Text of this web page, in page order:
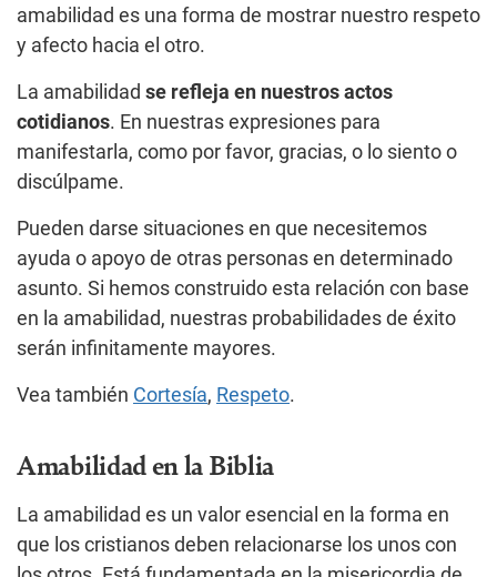
amabilidad es una forma de mostrar nuestro respeto
y afecto hacia el otro.
La amabilidad se refleja en nuestros actos
cotidianos. En nuestras expresiones para
manifestarla, como por favor, gracias, o lo siento o
discúlpame.
Pueden darse situaciones en que necesitemos
ayuda o apoyo de otras personas en determinado
asunto. Si hemos construido esta relación con base
en la amabilidad, nuestras probabilidades de éxito
serán infinitamente mayores.
Vea también Cortesía, Respeto.
Amabilidad en la Biblia
La amabilidad es un valor esencial en la forma en
que los cristianos deben relacionarse los unos con